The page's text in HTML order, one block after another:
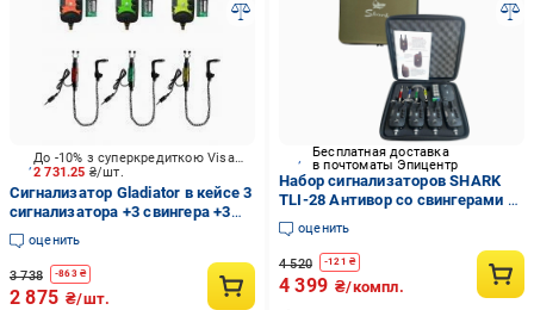
2 731.25 ₴/шт.
До -10% з суперкредиткою Visa Вигода
Сигнализатор Gladiator в кейсе 3
сигнализатора +3 свингера +3
кроны JY-28-3-SW1B
оценить
3 738 -863₴
2 875 ₴/шт.
Бесплатная доставка
в почтоматы Эпицентр
Набор сигнализаторов SHARK
TLI-28 Антивор со свингерами 4
комплекта в кейсе (2226452658)
оценить
4 520 -121 ₴
4 399 ₴/компл.